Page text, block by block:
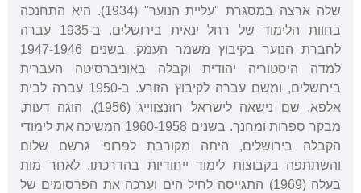
שלה ארצה במסגרת "עליית הנוער" (1934). היא התחנכה
בחוות הלימוד של רחל ינאית בירושלים. ב-1935 עברה
לחברת הנוער בקיבוץ משמר העמק. בשנים 1947-1946
למדה היסטוריה יהודית וקבלה באוניברסיטה העברית
בירושלים, ומשם עברה לקיבוץ הזורע. ב-1950 עברה לבית
אלפא, שם נישאה לישראל רוזנצווייג (1956), הוגה דעות,
מבקר ספרות ומחנך. בשנים 1960-1958 המשיכה את לימודי
הקבלה בירושלים, היתה מקורבת לפרופ' גרשם שלום
והשתתפה בקבוצות לימוד ייחודיות בהדרכתו. לאחר מות
בעלה (1969) התגייסה לחיל הים וערכה את הפרסומים של